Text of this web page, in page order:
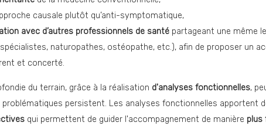
causale plutôt qu’anti-symptomatique,
avec d’autres professionnels de santé partageant une même
naturopathes, ostéopathe, etc.), afin de proposer un
et concerté.
du terrain, grâce à la réalisation d'analyses fonctionnelles,
problématiques persistent. Les analyses fonctionnelles apportent
qui permettent de guider l'accompagnement de manière plus